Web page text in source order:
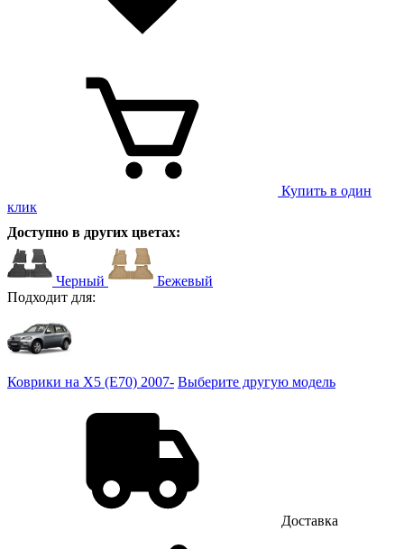
Купить в один
клик
Доступно в других цветах:
Черный
Бежевый
Подходит для:
Коврики на X5 (E70) 2007- Выберите другую модель
Доставка